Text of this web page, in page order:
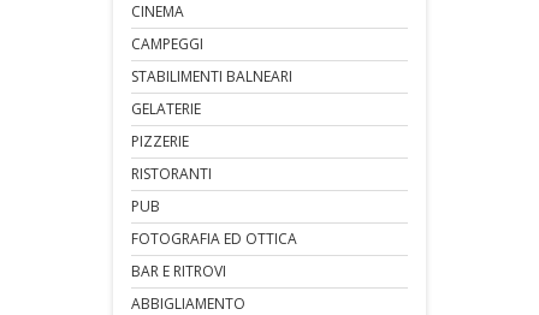
CINEMA
CAMPEGGI
STABILIMENTI BALNEARI
GELATERIE
PIZZERIE
RISTORANTI
PUB
FOTOGRAFIA ED OTTICA
BAR E RITROVI
ABBIGLIAMENTO